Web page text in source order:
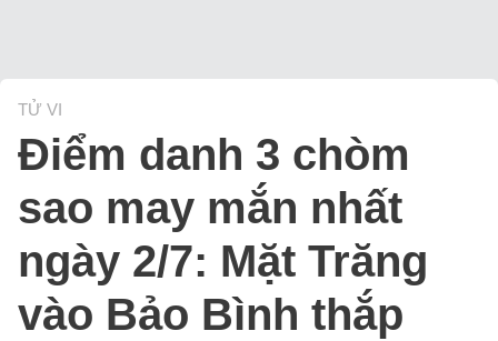
TỬ VI
Điểm danh 3 chòm
sao may mắn nhất
ngày 2/7: Mặt Trăng
vào Bảo Bình thắp